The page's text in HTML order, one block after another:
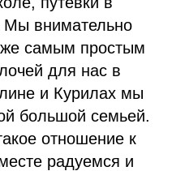
Мы внимательно
самым простым
для нас в
и Курилах мы
большой семьей.
отношение к
радуемся и